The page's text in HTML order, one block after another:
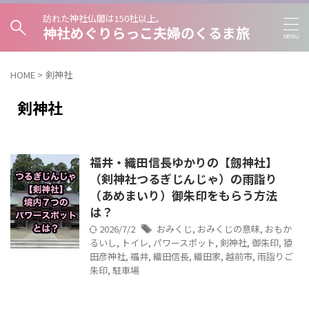
訪れた神社仏閣は150社以上。
神社めぐりらっこ夫婦のくるま旅
HOME > 剣神社
剣神社
福井・織田信長ゆかりの【劔神社】
（剣神社つるぎじんじゃ）の雨詣り
（あめまいり）御朱印をもらう方法
は？
2026/7/2 おみくじ, おみくじの意味, おもか
るいし, トイレ, パワースポット, 剣神社, 御朱印, 猿
田彦神社, 福井, 織田信長, 織田家, 越前市, 雨詣りご
朱印, 駐車場